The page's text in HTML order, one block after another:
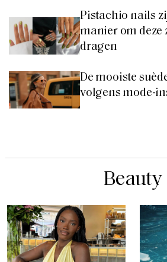
Pistachio nails
manier om deze
dragen
De mooiste
volgens mode-
Beauty